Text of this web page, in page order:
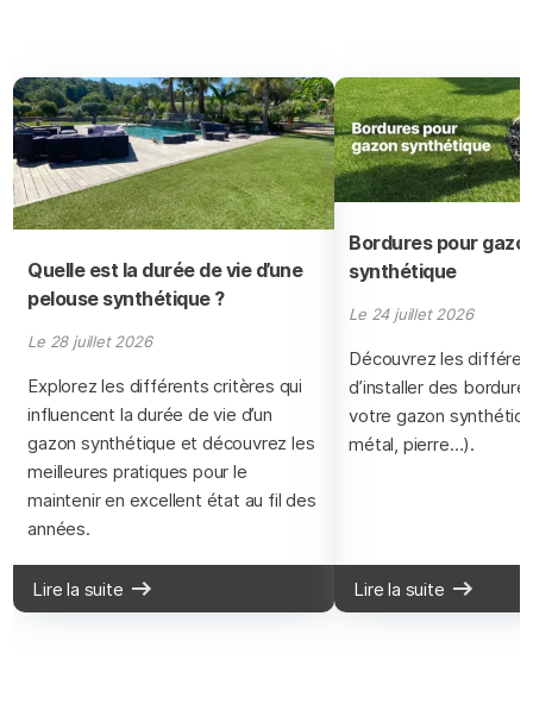
Quelle est la durée de vie d’une
pelouse synthétique ?
Le 28 juillet 2026
Explorez les différents critères qui
influencent la durée de vie d’un
gazon synthétique et découvrez les
meilleures pratiques pour le
maintenir en excellent état au fil des
années.
Lire la suite
Bordures pour
synthétique
Le 24 juillet 2026
Découvrez les
d’installer des
votre gazon
métal, pierre…).
Lire la suite